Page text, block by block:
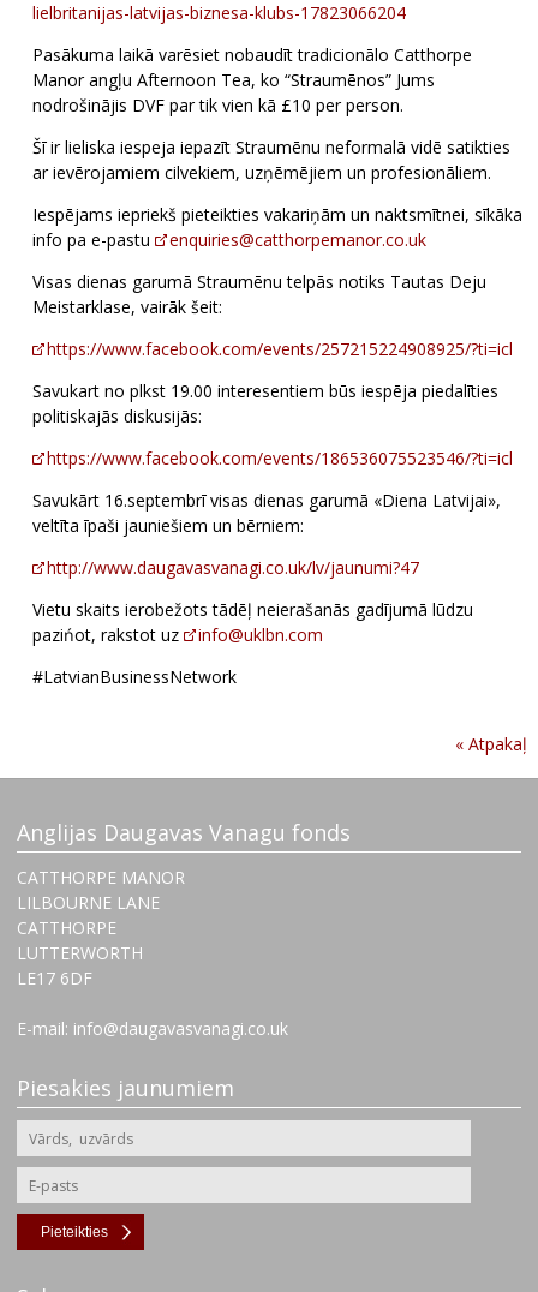
lielbritanijas-latvijas-biznesa-klubs-17823066204
Pasākuma laikā varēsiet nobaudīt tradicionālo Catthorpe
Manor angļu Afternoon Tea, ko “Straumēnos” Jums
nodrošinājis DVF par tik vien kā £10 per person.
Šī ir lieliska iespeja iepazīt Straumēnu neformalā vidē satikties
ar ievērojamiem cilvekiem, uzņēmējiem un profesionāliem.
Iespējams iepriekš pieteikties vakariņām un naktsmītnei, sīkāka
info pa e-pastu
enquiries@catthorpemanor.co.uk
Visas dienas garumā Straumēnu telpās notiks Tautas Deju
Meistarklase, vairāk šeit:
https://www.facebook.com/events/257215224908925/?ti=icl
Savukart no plkst 19.00 interesentiem būs iespēja piedalīties
politiskajās diskusijās:
https://www.facebook.com/events/186536075523546/?ti=icl
Savukārt 16.septembrī visas dienas garumā «Diena Latvijai»,
veltīta īpaši jauniešiem un bērniem:
http://www.daugavasvanagi.co.uk/lv/jaunumi?47
Vietu skaits ierobežots tādēļ neierašanās gadījumā lūdzu
pazińot, rakstot uz
info@uklbn.com
#LatvianBusinessNetwork
« Atpakaļ
Anglijas Daugavas Vanagu fonds
CATTHORPE MANOR
LILBOURNE LANE
CATTHORPE
LUTTERWORTH
‌LE17 6DF
E-mail: info@daugavasvanagi.co.uk
Piesakies jaunumiem
Pieteikties